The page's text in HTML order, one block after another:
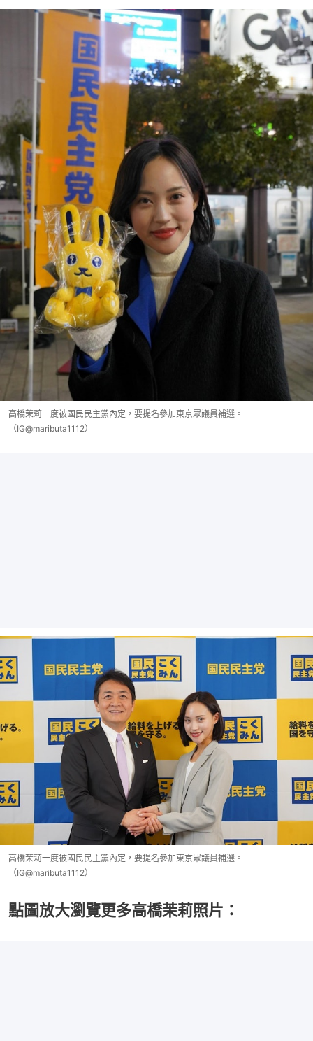
高橋茉莉一度被國民民主黨內定，要提名參加東京眾議員補選。
（IG@maributa1112）
高橋茉莉一度被國民民主黨內定，要提名參加東京眾議員補選。
（IG@maributa1112）
點圖放大瀏覽更多高橋茉莉照片：